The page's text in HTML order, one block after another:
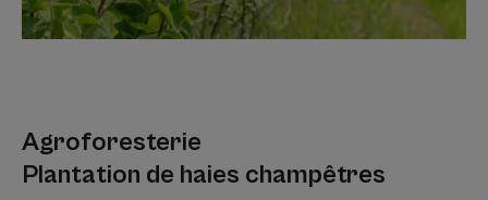
Agroforesterie
Plantation de haies champêtres